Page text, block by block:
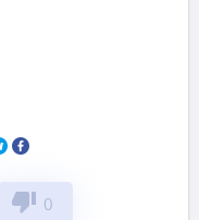
thumb_down 0